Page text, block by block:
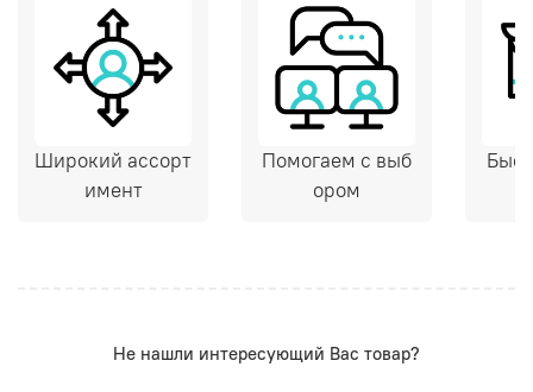
Широкий ассорт
имент
Помогаем с выб
ором
Не нашли интересующий Вас товар?